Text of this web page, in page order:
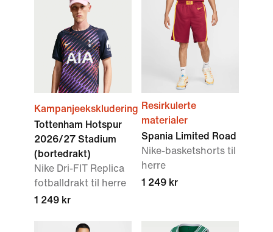
Kampanjeekskludering
Tottenham Hotspur
2026/27 Stadium
(bortedrakt)
Nike Dri-FIT Replica
fotballdrakt til herre
1 249 kr
Resirkulerte
materialer
Spania Limited Road
Nike-basketshorts til
herre
1 249 kr